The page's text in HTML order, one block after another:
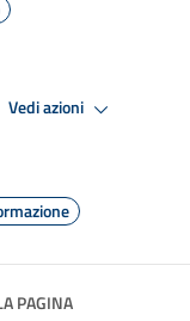
Vedi azioni
PAGINA